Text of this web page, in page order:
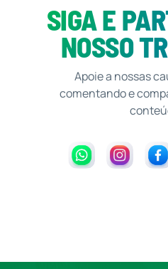
SIGA E
NOSSO
Apoie a nossas
comentando e